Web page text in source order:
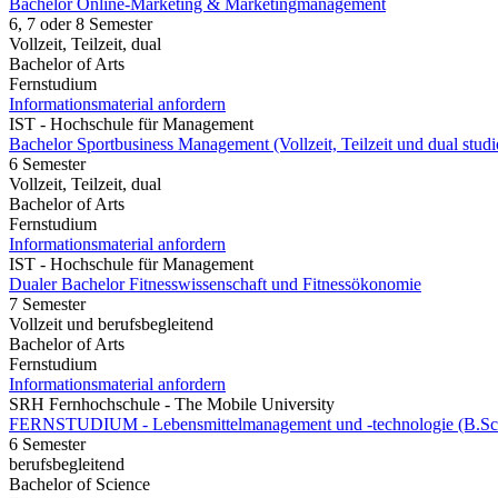
6, 7 oder 8 Semester
Vollzeit, Teilzeit, dual
Bachelor of Arts
Fernstudium
Informationsmaterial anfordern
IST - Hochschule für Management
Bachelor Sportbusiness Management (Vollzeit, Teilzeit und dual
6 Semester
Vollzeit, Teilzeit, dual
Bachelor of Arts
Fernstudium
Informationsmaterial anfordern
IST - Hochschule für Management
Dualer Bachelor Fitnesswissenschaft und Fitnessökonomie
7 Semester
Vollzeit und berufsbegleitend
Bachelor of Arts
Fernstudium
Informationsmaterial anfordern
SRH Fernhochschule - The Mobile University
FERNSTUDIUM - Lebensmittelmanagement und -technologie
6 Semester
berufsbegleitend
Bachelor of Science